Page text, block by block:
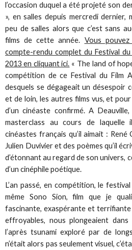
l’occasion duquel a été projeté son
», en salles depuis mercredi dernier,
peu de salles alors que c’est sans
films de cette année. Vous
compte-rendu complet du Festival
2013 en cliquant ici. « The land of
compétition de ce Festival du Film
desquels se dégageait un désespoir
et de loin, les autres films vus, et pour
d’un cinéaste confirmé. A
masterclass au cours de laquelle
cinéastes français qu’il aimait :
Julien Duvivier et des poèmes qu’il
d’étonnant au regard de son univers,
d’un cinéphile poétique.
L’an passé, en compétition, le
même Sono Sion, film que je
fascinante, exaspérante et terrifiante
effroyables, nous plongeaient
l’après tsunami exploré par de
n’était alors pas seulement visuel,